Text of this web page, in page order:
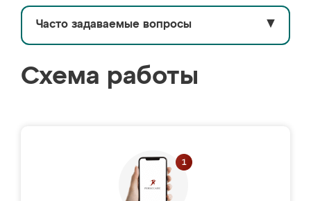
Часто задаваемые вопросы ▼
Схема работы